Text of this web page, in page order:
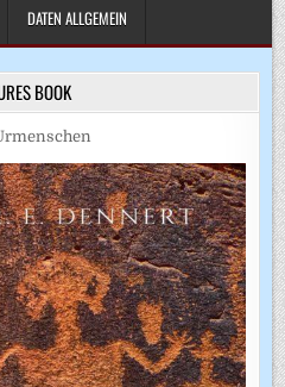
DATEN ALLGEMEIN
BOOK